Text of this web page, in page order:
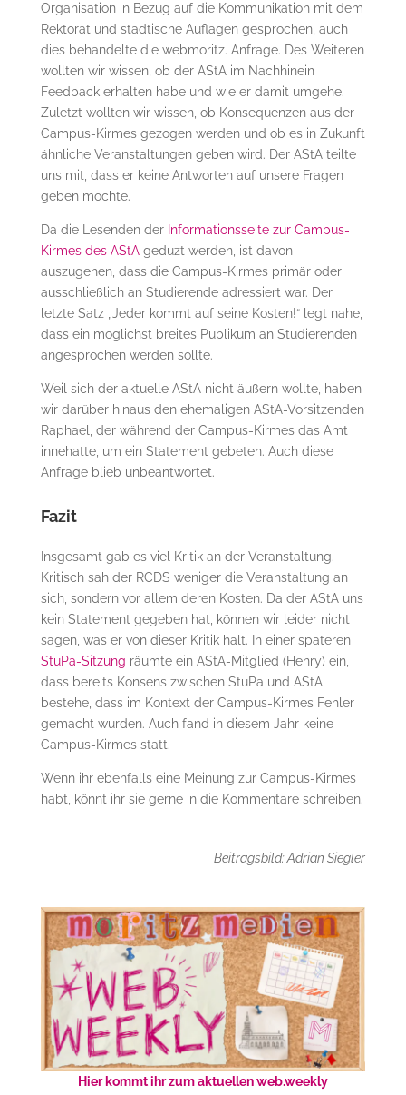
Organisation in Bezug auf die Kommunikation mit dem
Rektorat und städtische Auflagen gesprochen, auch
dies behandelte die webmoritz. Anfrage. Des Weiteren
wollten wir wissen, ob der AStA im Nachhinein
Feedback erhalten habe und wie er damit umgehe.
Zuletzt wollten wir wissen, ob Konsequenzen aus der
Campus-Kirmes gezogen werden und ob es in Zukunft
ähnliche Veranstaltungen geben wird. Der AStA teilte
uns mit, dass er keine Antworten auf unsere Fragen
geben möchte.
Da die Lesenden der Informationsseite zur Campus-
Kirmes des AStAgeduzt werden, ist davon
auszugehen, dass die Campus-Kirmes primär oder
ausschließlich an Studierende adressiert war. Der
letzte Satz „Jeder kommt auf seine Kosten!“ legt nahe,
dass ein möglichst breites Publikum an Studierenden
angesprochen werden sollte.
Weil sich der aktuelle AStA nicht äußern wollte, haben
wir darüber hinaus den ehemaligen AStA-Vorsitzenden
Raphael, der während der Campus-Kirmes das Amt
innehatte, um ein Statement gebeten. Auch diese
Anfrage blieb unbeantwortet.
Fazit
Insgesamt gab es viel Kritik an der Veranstaltung.
Kritisch sah der RCDS weniger die Veranstaltung an
sich, sondern vor allem deren Kosten. Da der AStA uns
kein Statement gegeben hat, können wir leider nicht
sagen, was er von dieser Kritik hält. In einer späteren
StuPa-Sitzung räumte ein AStA-Mitglied (Henry) ein,
dass bereits Konsens zwischen StuPa und AStA
bestehe, dass im Kontext der Campus-Kirmes Fehler
gemacht wurden. Auch fand in diesem Jahr keine
Campus-Kirmes statt.
Wenn ihr ebenfalls eine Meinung zur Campus-Kirmes
habt, könnt ihr sie gerne in die Kommentare schreiben.
Beitragsbild: Adrian Siegler
Hier kommt ihr zum aktuellen web.weekly